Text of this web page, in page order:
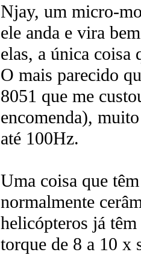
Njay, um micro-
ele anda e vira
elas, a única coisa
O mais parecido
8051 que me
encomenda),
até 100Hz.
Uma coisa que
normalmente
helicópteros já
torque de 8 a 10 x